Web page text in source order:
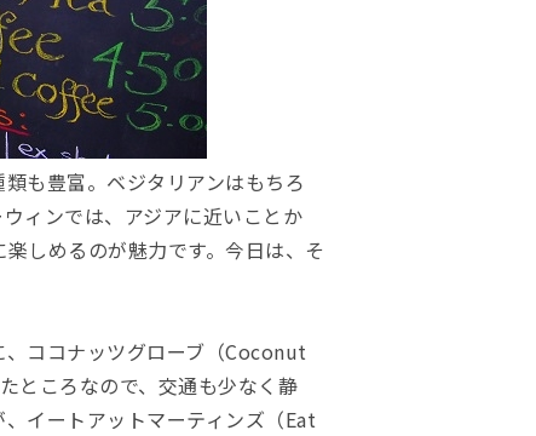
も豊富。ベジタリアンはもちろ
ィンでは、アジアに近いことか
しめるのが魅力です。今日は、そ
ココナッツグローブ（Coconut
ところなので、交通も少なく静
イートアットマーティンズ（Eat